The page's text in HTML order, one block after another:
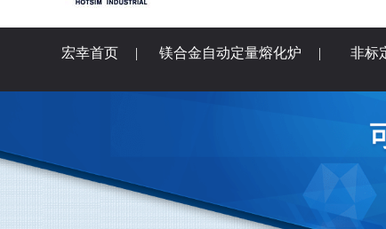
宏幸首页 | 镁合金自动定量熔化炉 | 非标